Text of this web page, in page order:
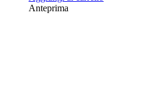
Anteprima